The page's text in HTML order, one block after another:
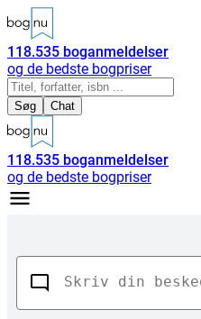
118.535 boganmeldelser
og de bedste bogpriser
Søg Chat
118.535 boganmeldelser
og de bedste bogpriser